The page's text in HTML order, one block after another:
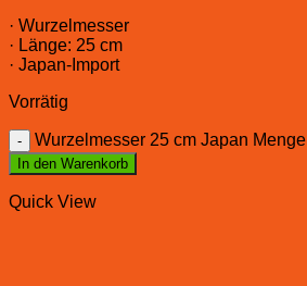
· Wurzelmesser
· Länge: 25 cm
· Japan-Import
Vorrätig
Wurzelmesser 25 cm Japan Menge
In den Warenkorb
Quick View